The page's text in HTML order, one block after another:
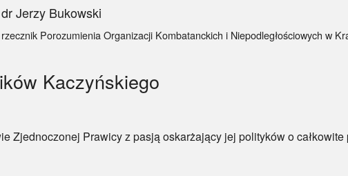
dr Jerzy Bukowski
rzecznik Porozumienia Organizacji Kombatanckich i Niepodległościowych w
Kaczyńskiego
Prawicy z pasją oskarżający jej polityków o całkowite